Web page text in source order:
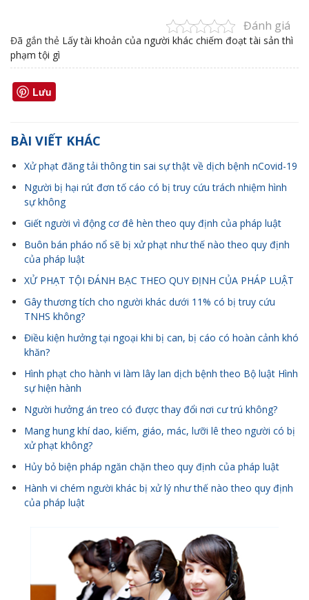
Đánh giá
Đã gắn thẻ Lấy tài khoản của người khác chiếm đoạt tài sản thì
phạm tội gì
Lưu
BÀI VIẾT KHÁC
Xử phạt đăng tải thông tin sai sự thật về dịch bệnh nCovid-19
Người bị hại rút đơn tố cáo có bị truy cứu trách nhiệm hình
sự không
Giết người vì động cơ đê hèn theo quy định của pháp luật
Buôn bán pháo nổ sẽ bị xử phạt như thế nào theo quy định
của pháp luật
XỬ PHẠT TỘI ĐÁNH BẠC THEO QUY ĐỊNH CỦA PHÁP LUẬT
Gây thương tích cho người khác dưới 11% có bị truy cứu
TNHS không?
Điều kiện hưởng tại ngoại khi bị can, bị cáo có hoàn cảnh khó
khăn?
Hình phạt cho hành vi làm lây lan dịch bệnh theo Bộ luật Hình
sự hiện hành
Người hưởng án treo có được thay đổi nơi cư trú không?
Mang hung khí dao, kiếm, giáo, mác, lưỡi lê theo người có bị
xử phạt không?
Hủy bỏ biện pháp ngăn chặn theo quy định của pháp luật
Hành vi chém người khác bị xử lý như thế nào theo quy định
của pháp luật